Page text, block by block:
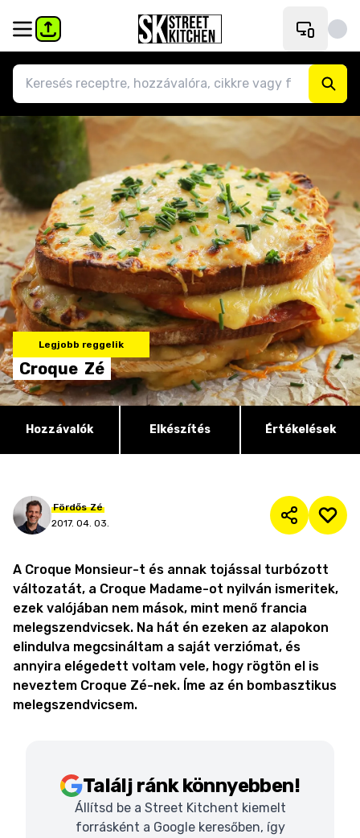
Legjobb reggelik
Croque Zé
Hozzávalók Elkészítés Értékelések
Fördős Zé
2017. 04. 03.
A Croque Monsieur-t és annak tojással turbózott
változatát, a Croque Madame-ot nyilván ismeritek,
ezek valójában nem mások, mint menő francia
melegszendvicsek. Na hát én ezeken az alapokon
elindulva megcsináltam a saját verziómat, és
annyira elégedett voltam vele, hogy rögtön el is
neveztem Croque Zé-nek. Íme az én bombasztikus
melegszendvicsem.
Találj ránk könnyebben!
Állítsd be a Street Kitchent kiemelt
forrásként a Google keresőben, így